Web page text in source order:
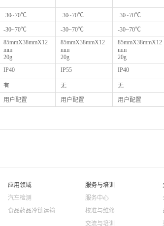
-30~70℃ -30~70℃ -30~70℃
-30~70℃ -30~70℃ -30~70℃
85mmX38mmX12
mm
20g
85mmX38mmX12
mm
20g
85mmX38mmX12
mm
20g
IP40 IP55 IP40
有 无 无
用户配置 用户配置 用户配置
应用领域
汽车检测
食品药品冷链运输
服务与培训
服务中心
校准与维修
交流与培训